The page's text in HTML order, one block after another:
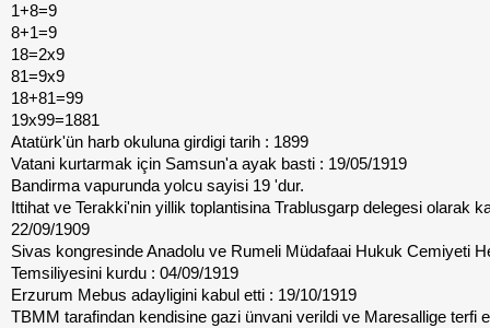
1+8=9
8+1=9
18=2x9
81=9x9
18+81=99
19x99=1881
Atatürk'ün harb okuluna girdigi tarih : 1899
Vatani kurtarmak için Samsun'a ayak basti : 19/05/1919
Bandirma vapurunda yolcu sayisi 19 'dur.
Ittihat ve Terakki'nin yillik toplantisina Trablusgarp delegesi olarak
22/09/1909
Sivas kongresinde Anadolu ve Rumeli Müdafaai Hukuk Cemiyeti
Temsiliyesini kurdu : 04/09/1919
Erzurum Mebus adayligini kabul etti : 19/10/1919
TBMM tarafindan kendisine gazi ünvani verildi ve Maresallige terfi